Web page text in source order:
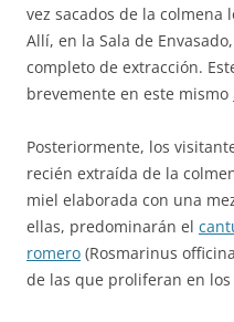
vez sacados de la colmena
Allí, en la Sala de
completo de extracción.
brevemente en este mismo
Posteriormente, los
recién extraída de la
miel elaborada con una
ellas, predominarán el
romero (Rosmarinus
de las que proliferan en